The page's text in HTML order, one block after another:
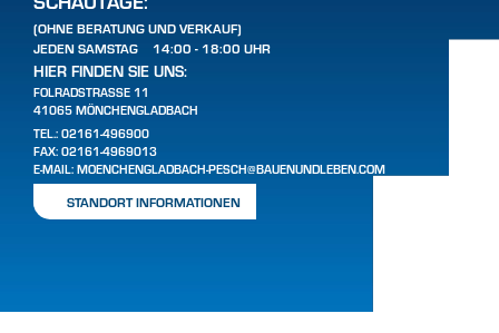
(OHNE BERATUNG UND VERKAUF)
JEDEN SAMSTAG
14:00 - 18:00 UHR
HIER FINDEN SIE UNS:
FOLRADSTRASSE 11
41065 MÖNCHENGLADBACH
TEL.: 02161-496900
FAX: 02161-4969013
E-MAIL: MOENCHENGLADBACH-PESCH@BAUENUNDLEBEN.COM
STANDORT INFORMATIONEN